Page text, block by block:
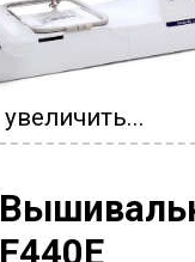
увеличить...
F440E